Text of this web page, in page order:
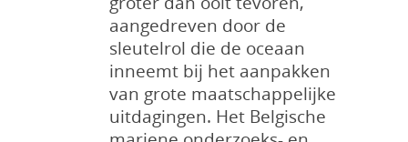
aangedreven door de
sleutelrol die de oceaan
inneemt bij het aanpakken
van grote maatschappelijke
uitdagingen. Het Belgische